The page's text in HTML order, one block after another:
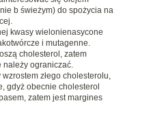
b świeżym) do spożycia na
kwasy wielonienasycone
i mutagenne.
cholesterol, zatem
należy ograniczać.
złego cholesterolu,
gdyż obecnie cholesterol
zatem jest margines